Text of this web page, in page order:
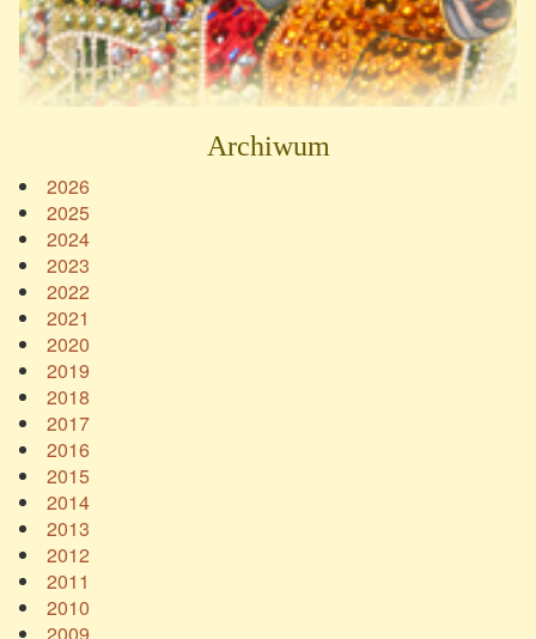
Archiwum
2026
2025
2024
2023
2022
2021
2020
2019
2018
2017
2016
2015
2014
2013
2012
2011
2010
2009